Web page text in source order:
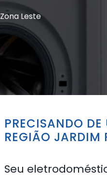
Zona Leste
PRECISANDO
REGIÃO JARDIM
Seu